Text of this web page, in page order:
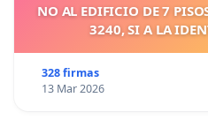
NO AL EDIFICIO DE 7
3240, SI A LA
328 firmas
13 Mar 2026